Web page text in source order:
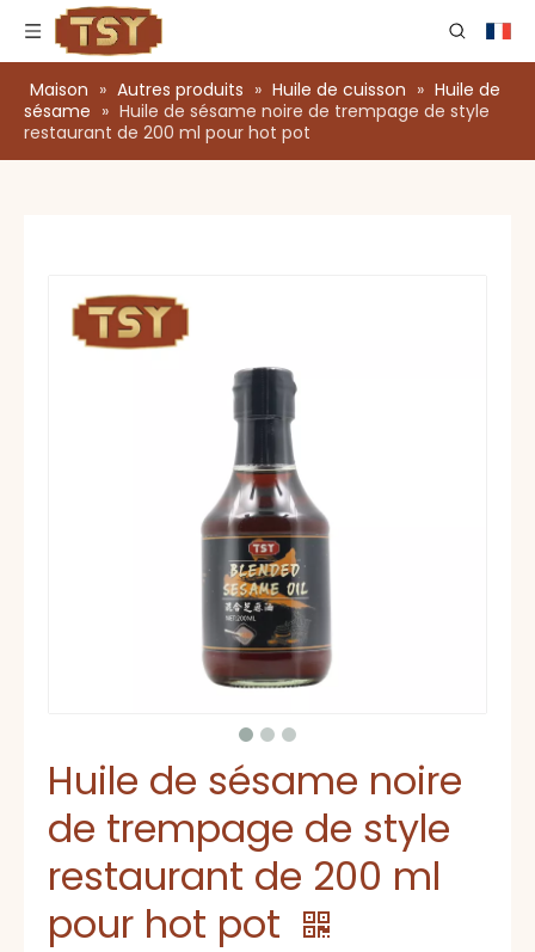
Maison » Autres produits » Huile de cuisson » Huile de
sésame » Huile de sésame noire de trempage de style
restaurant de 200 ml pour hot pot
Huile de sésame noire
de trempage de style
restaurant de 200 ml
pour hot pot